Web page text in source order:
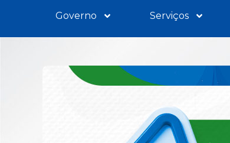
Governo Serviços